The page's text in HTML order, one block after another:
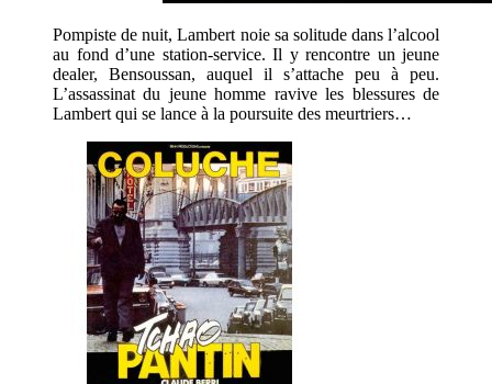
Pompiste de nuit, Lambert noie sa solitude dans l’alcool
au fond d’une station-service. Il y rencontre un jeune
dealer, Bensoussan, auquel il s’attache peu à peu.
L’assassinat du jeune homme ravive les blessures de
Lambert qui se lance à la poursuite des meurtriers…